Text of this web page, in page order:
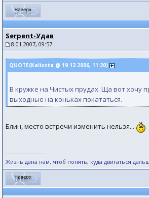
Serpent-Удав
8.01.2007, 09:57
QUOTE(Kaliosta @ 19.12.2006, 11:20)
В кружке на Чистых прудах. Ща вот хочу
выходные на коньках покататься.
Блин, место встречи изменить нельзя...
--------------------
Жизнь дана нам, чтоб понять, куда двигаться